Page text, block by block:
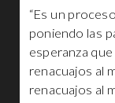
“Es un
poniendo las
esperanza
renacuajos al
renacuajos al